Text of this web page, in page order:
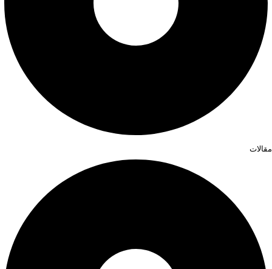
مقالات